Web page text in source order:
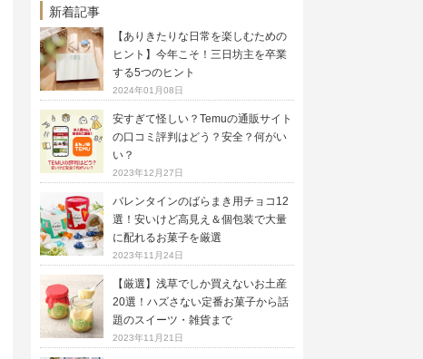
新着記事
【ありきたりな日常を楽しむための
ヒント】今年こそ！三日坊主を卒業
する5つのヒント
2024年01月08日
安すぎて怪しい？Temuの通販サイト
の口コミ評判はどう？安全？何がい
い？
2023年12月27日
バレンタインのばらまき用チョコ12
選！安いけど高見え＆個包装で大量
に配れるお菓子を厳選
2023年11月24日
【厳選】浅草でしか買えないお土産
20選！ハズさない定番お菓子から話
題のスイーツ・雑貨まで
2023年11月21日